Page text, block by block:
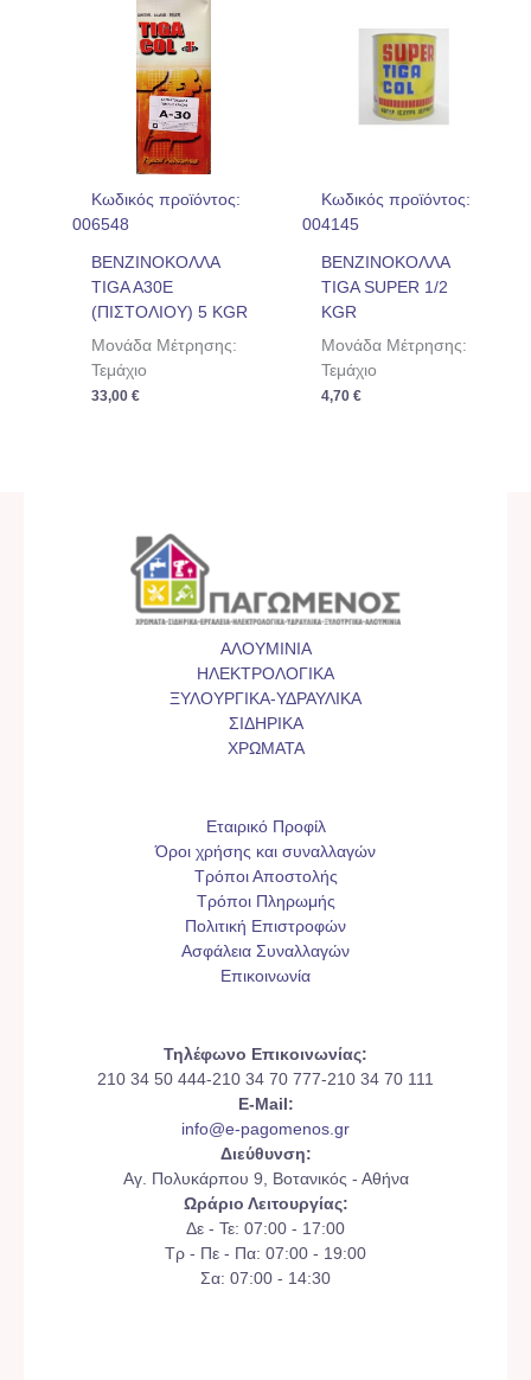
Κωδικός προϊόντος:
006548
ΒΕΝΖΙΝΟΚΟΛΛΑ
TIGA A30Ε
(ΠΙΣΤΟΛΙΟΥ) 5 KGR
Μονάδα Μέτρησης:
Τεμάχιο
33,00€
Κωδικός προϊόντος:
004145
ΒΕΝΖΙΝΟΚΟΛΛΑ
TIGA SUPER 1/2
KGR
Μονάδα Μέτρησης:
Τεμάχιο
4,70 €
ΑΛΟΥΜΙΝΙΑ
ΗΛΕΚΤΡΟΛΟΓΙΚΑ
ΞΥΛΟΥΡΓΙΚΑ-ΥΔΡΑΥΛΙΚΑ
ΣΙΔΗΡΙΚΑ
ΧΡΩΜΑΤΑ
Εταιρικό Προφίλ
Όροι χρήσης και συναλλαγών
Τρόποι Αποστολής
Τρόποι Πληρωμής
Πολιτική Επιστροφών
Ασφάλεια Συναλλαγών
Επικοινωνία
Τηλέφωνο Επικοινωνίας:
210 34 50 444-210 34 70 777-210 34 70 111
E-Mail:
info@e-pagomenos.gr
Διεύθυνση:
Αγ. Πολυκάρπου 9, Βοτανικός - Αθήνα
Ωράριο Λειτουργίας:
Δε - Τε: 07:00 - 17:00
Τρ - Πε - Πα: 07:00 - 19:00
Σα: 07:00 - 14:30